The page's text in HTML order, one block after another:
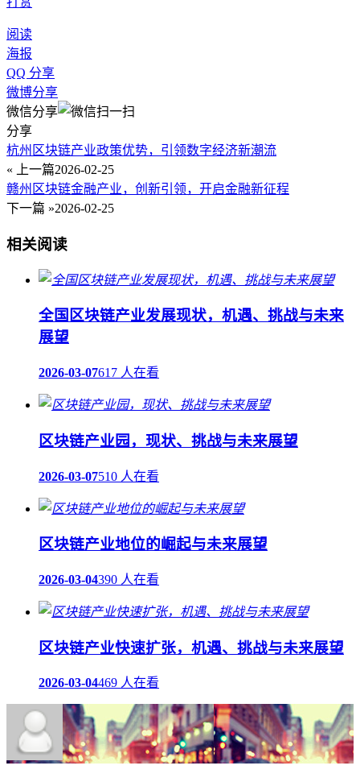
阅读
海报
QQ 分享
微博分享
微信分享
分享
杭州区块链产业政策优势，引领数字经济新潮流
« 上一篇2026-02-25
赣州区块链金融产业，创新引领，开启金融新征程
下一篇 »2026-02-25
相关阅读
全国区块链产业发展现状，机遇、挑战与未来
展望
2026-03-07617 人在看
区块链产业园，现状、挑战与未来展望
2026-03-07510 人在看
区块链产业地位的崛起与未来展望
2026-03-04390 人在看
区块链产业快速扩张，机遇、挑战与未来展望
2026-03-04469 人在看